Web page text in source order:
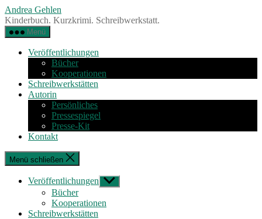
Zum
Inhalt
springen
Andrea Gehlen
Kinderbuch. Kurzkrimi. Schreibwerkstatt.
Menü
Veröffentlichungen
Bücher
Kooperationen
Schreibwerkstätten
Autorin
Persönliches
Pressespiegel
Presse-Kit
Kontakt
Menü schließen
Veröffentlichungen Untermenü
anzeigen
Bücher
Kooperationen
Schreibwerkstätten